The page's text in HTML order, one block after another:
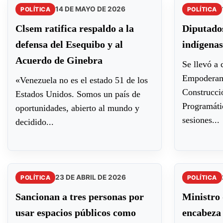
POLÍTICA 14 DE MAYO DE 2026
Clsem ratifica respaldo a la
defensa del Esequibo y al
Acuerdo de Ginebra
«Venezuela no es el estado 51 de los
Estados Unidos. Somos un país de
oportunidades, abierto al mundo y
decidido...
POLÍTICA
Se llevó a
sesiones...
POLÍTICA 23 DE ABRIL DE 2026
Sancionan a tres personas por
usar espacios públicos como
POLÍTICA
Ministro